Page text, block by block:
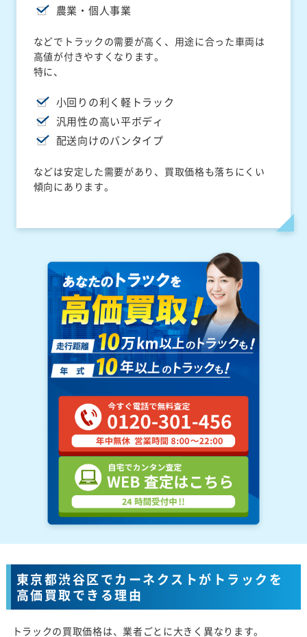
農業・個人事業
などでトラックの需要が高く、用途に合った車両は
高値が付きやすくなります。
特に、
小回りの利く軽トラック
汎用性の高い平ボディ
配送向けのバンタイプ
などは安定した需要があり、買取価格も落ちにくい
傾向にあります。
東京都渋谷区でカーネクストがトラックを
高価買取できる理由
トラックの買取価格は、業者ごとに大きく異なります。